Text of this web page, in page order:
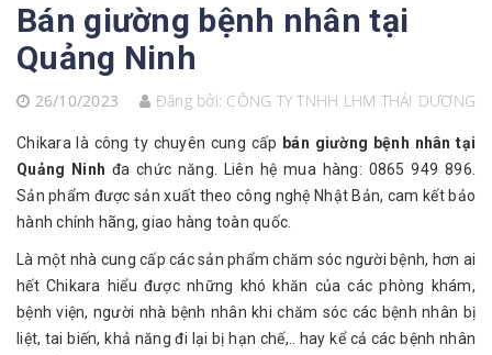
Bán giường bệnh nhân tại
Quảng Ninh
26/10/2023 Đăng bởi: CÔNG TY TNHH LHM THÁI DƯƠNG
Chikara là công ty chuyên cung cấp bán giường bệnh nhân tại
Quảng Ninh đa chức năng. Liên hệ mua hàng: 0865 949 896.
Sản phẩm được sản xuất theo công nghệ Nhật Bản, cam kết bảo
hành chính hãng, giao hàng toàn quốc.
Là một nhà cung cấp các sản phẩm chăm sóc người bệnh, hơn ai
hết Chikara hiểu được những khó khăn của các phòng khám,
bệnh viện, người nhà bệnh nhân khi chăm sóc các bệnh nhân bị
liệt, tai biến, khả năng đi lại bị hạn chế,.. hay kể cả các bệnh nhân